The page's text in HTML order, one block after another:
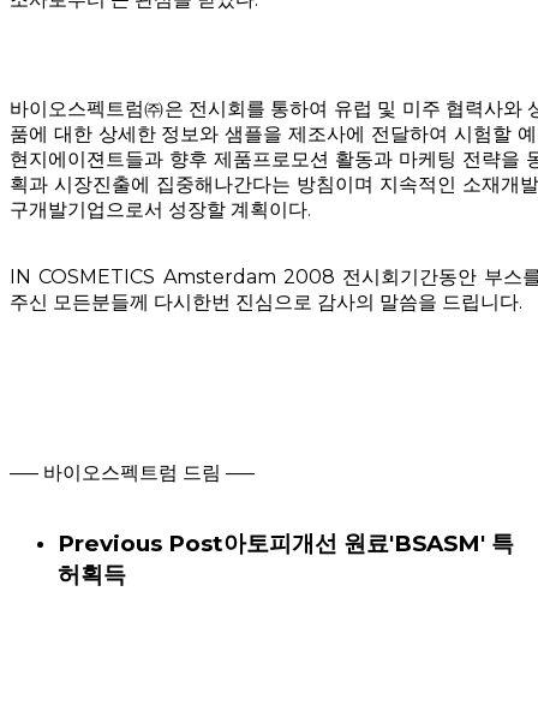
바이오스펙트럼㈜은 전시회를 통하여 유럽 및 미주 협력사와
품에 대한 상세한 정보와 샘플을 제조사에 전달하여 시험할
현지에이젼트들과 향후 제품프로모션 활동과 마케팅 전략을
획과 시장진출에 집중해나간다는 방침이며 지속적인 소재개
구개발기업으로서 성장할 계획이다.
IN COSMETICS Amsterdam 2008 전시회기간동안 부스
주신 모든분들께 다시한번 진심으로 감사의 말씀을 드립니다.
—– 바이오스펙트럼 드림 —–
Previous Post아토피개선 원료'BSASM' 특
허획득